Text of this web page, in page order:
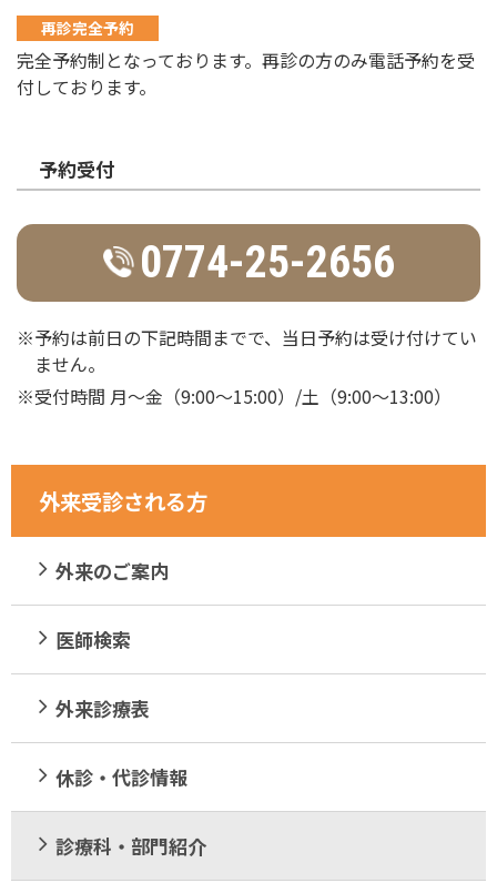
外来受診される方
外来のご案内
医師検索
外来診療表
休診・代診情報
診療科・部門紹介
再診完全予約
完全予約制となっております。再診の方のみ電話予約を受
付しております。
予約受付
0774-25-2656
※予約は前日の下記時間までで、当日予約は受け付けてい
ません。
※受付時間 月～金（9:00～15:00）/土（9:00～13:00）